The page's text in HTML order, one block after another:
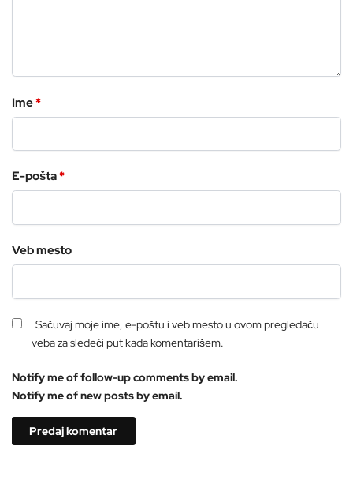
Ime*
E-pošta*
Veb mesto
Sačuvaj moje ime, e-poštu i veb mesto u ovom pregledaču
veba za sledeći put kada komentarišem.
Notify me of follow-up comments by email.
Notify me of new posts by email.